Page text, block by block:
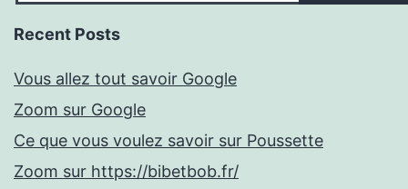
Recent Posts
Vous allez tout savoir Google
Zoom sur Google
Ce que vous voulez savoir sur Poussette
Zoom sur https://bibetbob.fr/